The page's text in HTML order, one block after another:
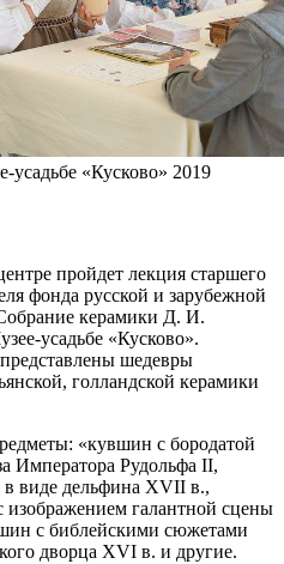
усадьбе «Кусково» 2019
пройдет лекция старшего
фонда русской и зарубежной
керамики Д. И.
усадьбе «Кусково».
шедевры
голландской керамики
«кувшин с бородатой
Императора Рудольфа II,
виде дельфина XVII в.,
изображением галантной сцены
с библейскими сюжетами
дворца XVI в. и другие.